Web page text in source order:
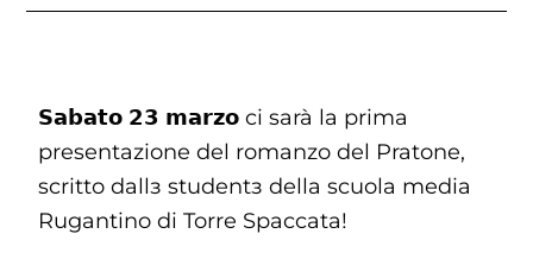
𝗦𝗮𝗯𝗮𝘁𝗼 𝟮𝟯 𝗺𝗮𝗿𝘇𝗼 ci sarà la prima
presentazione del romanzo del Pratone,
scritto dallɜ studentɜ della scuola media
Rugantino di Torre Spaccata!